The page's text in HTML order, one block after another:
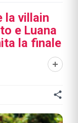
la villain
e Luana
la finale